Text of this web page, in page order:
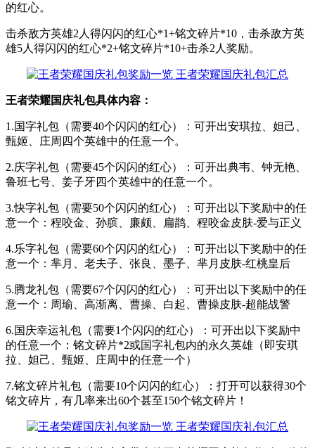
的红心。
击杀敌方英雄2人得闪闪的红心*1+铭文碎片*10，击杀敌方英
雄5人得闪闪的红心*2+铭文碎片*10+击杀2人奖励。
王者荣耀国庆礼包具体内容：
1.国字礼包（需要40个闪闪的红心）：可开出安琪拉、妲己、
甄姬、庄周四个英雄中的任意一个。
2.庆字礼包（需要45个闪闪的红心）： 可开出典韦、钟无艳、
鲁班七号、姜子牙四个英雄中的任意一个。
3.快字礼包（需要50个闪闪的红心）：可开出以下奖励中的任
意一个：程咬金、孙膑、廉颇、扁鹊、程咬金皮肤-爱与正义
4.乐字礼包（需要60个闪闪的红心）： 可开出以下奖励中的任
意一个：芈月、老夫子、张良、墨子、芈月皮肤-红桃皇后
5.腾龙礼包（需要67个闪闪的红心）： 可开出以下奖励中的任
意一个：周瑜、高渐离、曹操、白起、曹操皮肤-超能战警
6.国庆幸运礼包（需要1个闪闪的红心）： 可开出以下奖励中
的任意一个：铭文碎片*2或国字礼包内的永久英雄（即安琪
拉、妲己、甄姬、庄周中的任意一个）
7.铭文碎片礼包（需要10个闪闪的红心）：打开可以获得30个
铭文碎片，有几率来出60个甚至150个铭文碎片！